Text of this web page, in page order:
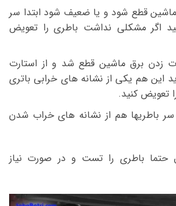
قطع شود و یا ضعیف شود ابتدا سر
اگر مشکلی نداشت باطری را تعویض
زدن برق ماشین قطع شد و از استارت
این هم یکی از نشانه های خرابی باتری
تعویض کنید.
سر باطریها هم از نشانه های خراب شدن
حتما باطری را تست و در صورت نیاز